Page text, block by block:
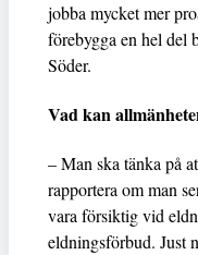
jobba mycket mer
förebygga en hel del
Söder.
Vad kan
– Man ska tänka på
rapportera om man
vara försiktig vid
eldningsförbud. Just